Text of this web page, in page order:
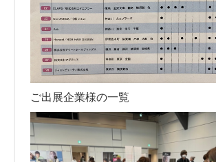
ご出展企業様の一覧